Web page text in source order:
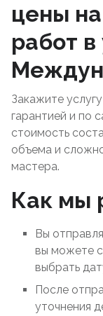
цены
работ
Закажите
гарантией и по
стоимость
объема и
мастера.
Как мы
Вы
вы можете
выбрать
После
уточнения